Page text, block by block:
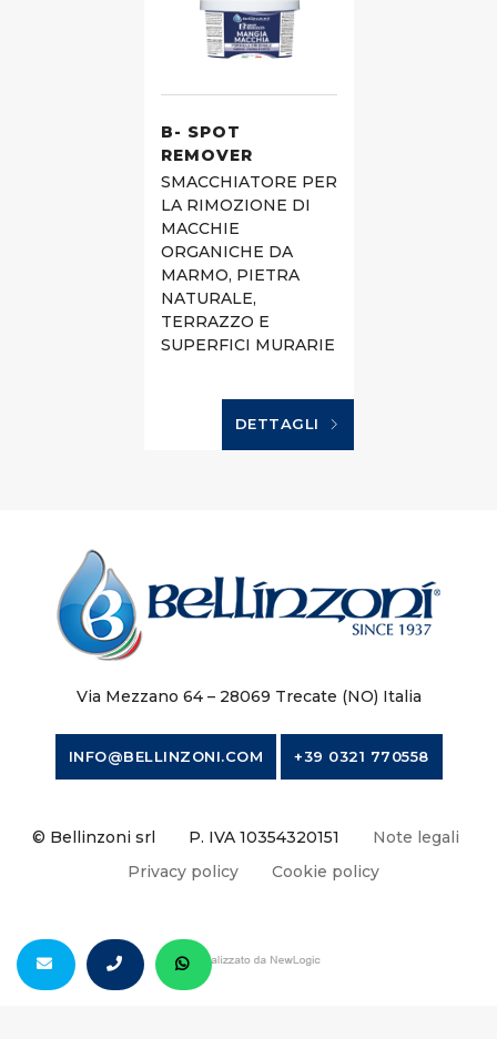
B- SPOT
REMOVER
SMACCHIATORE PER
LA RIMOZIONE DI
MACCHIE
ORGANICHE DA
MARMO, PIETRA
NATURALE,
TERRAZZO E
SUPERFICI MURARIE
DETTAGLI
Via Mezzano 64 – 28069 Trecate (NO) Italia
INFO@BELLINZONI.COM +39 0321 770558
© Bellinzoni srl P. IVA 10354320151
Note legali
Privacy policy
Cookie policy